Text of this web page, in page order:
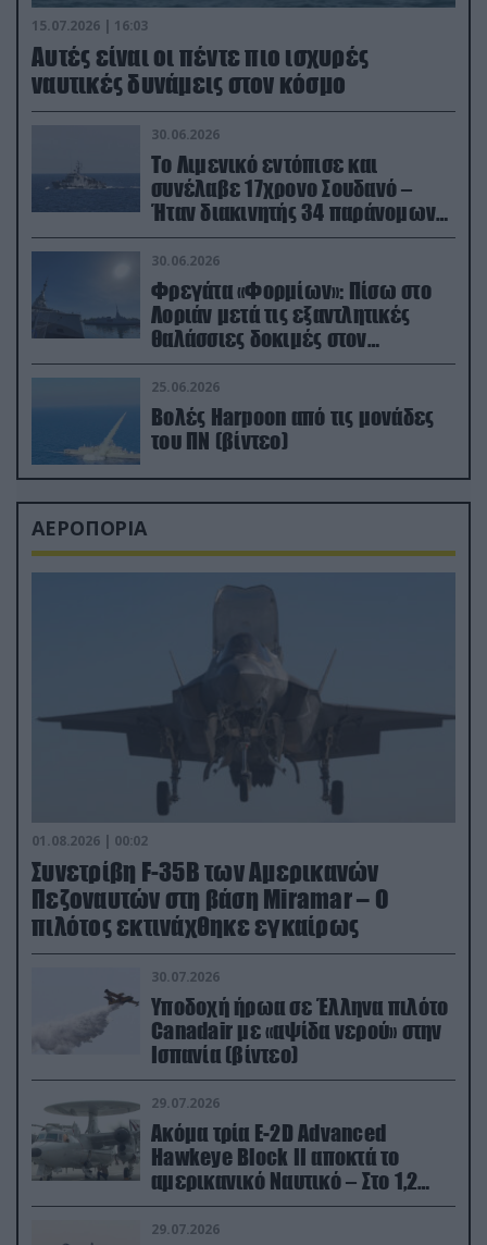
15.07.2026 | 16:03
Aυτές είναι οι πέντε πιο ισχυρές
ναυτικές δυνάμεις στον κόσμο
30.06.2026
Το Λιμενικό εντόπισε και
συνέλαβε 17χρονο Σουδανό –
Ήταν διακινητής 34 παράνομων
μεταναστών
30.06.2026
Φρεγάτα «Φορμίων»: Πίσω στο
Λοριάν μετά τις εξαντλητικές
θαλάσσιες δοκιμές στον
απαιτητικό Βισκαϊκό
25.06.2026
Βολές Harpoon από τις μονάδες
του ΠΝ (βίντεο)
ΑΕΡΟΠΟΡΙΑ
01.08.2026 | 00:02
Συνετρίβη F-35B των Αμερικανών
Πεζοναυτών στη βάση Miramar – Ο
πιλότος εκτινάχθηκε εγκαίρως
30.07.2026
Υποδοχή ήρωα σε Έλληνα πιλότο
Canadair με «αψίδα νερού» στην
Ισπανία (βίντεο)
29.07.2026
Ακόμα τρία E-2D Advanced
Hawkeye Block II αποκτά το
αμερικανικό Ναυτικό – Στο 1,2
δισ.δολάρια το κόστος
29.07.2026